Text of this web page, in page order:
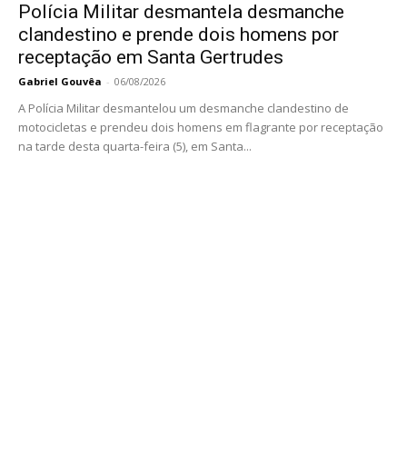
Polícia Militar desmantela desmanche
clandestino e prende dois homens por
receptação em Santa Gertrudes
Gabriel Gouvêa - 06/08/2026
A Polícia Militar desmantelou um desmanche clandestino de
motocicletas e prendeu dois homens em flagrante por receptação
na tarde desta quarta-feira (5), em Santa...